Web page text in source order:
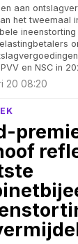
aan
het tweemaal
en NSC in
20 08:20